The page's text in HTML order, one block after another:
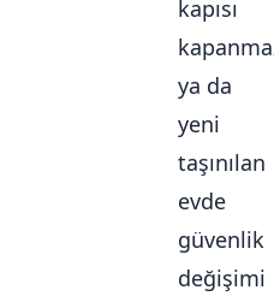
kapısı
ya da
yeni
taşınılan
evde
güvenlik
değişimi